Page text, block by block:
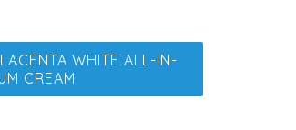
WHITE ALL-IN-
CREAM